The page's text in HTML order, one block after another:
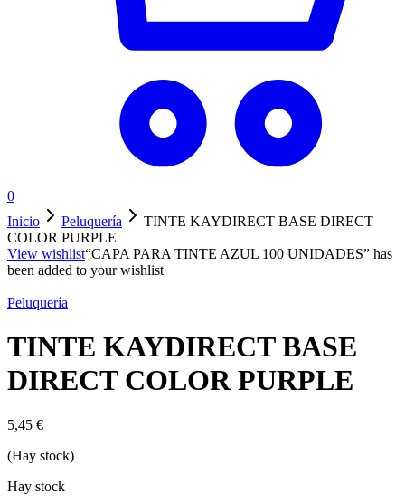
0
Inicio
Peluquería
TINTE KAYDIRECT BASE DIRECT
COLOR PURPLE
View wishlist“CAPA PARA TINTE AZUL 100 UNIDADES” has
been added to your wishlist
Peluquería
TINTE KAYDIRECT BASE
DIRECT COLOR PURPLE
5,45 €
(Hay stock)
Hay stock